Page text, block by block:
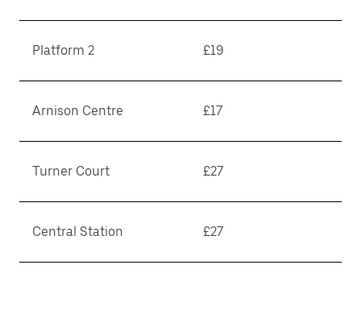
Platform 2 £19
Arnison Centre £17
Turner Court £27
Central Station £27